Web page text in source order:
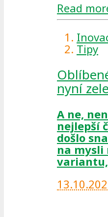
Read
Tipy
nyní
A ne,
nejlepší
došlo
na mysli